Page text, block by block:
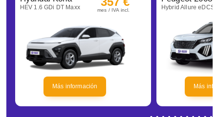
HEV 1.6 GDi DT Maxx mes / IVA incl.
Más información
Hybrid Allure eDCS6
Más